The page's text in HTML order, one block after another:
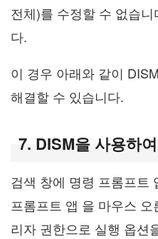
전체)를 수정할 수 없습
다.
이 경우 아래와 같이
해결할 수 있습니다.
7. DISM을 사용하
검색 창에 명령 프롬프트
프롬프트 앱 을 마우스
리자 권한으로 실행 옵션